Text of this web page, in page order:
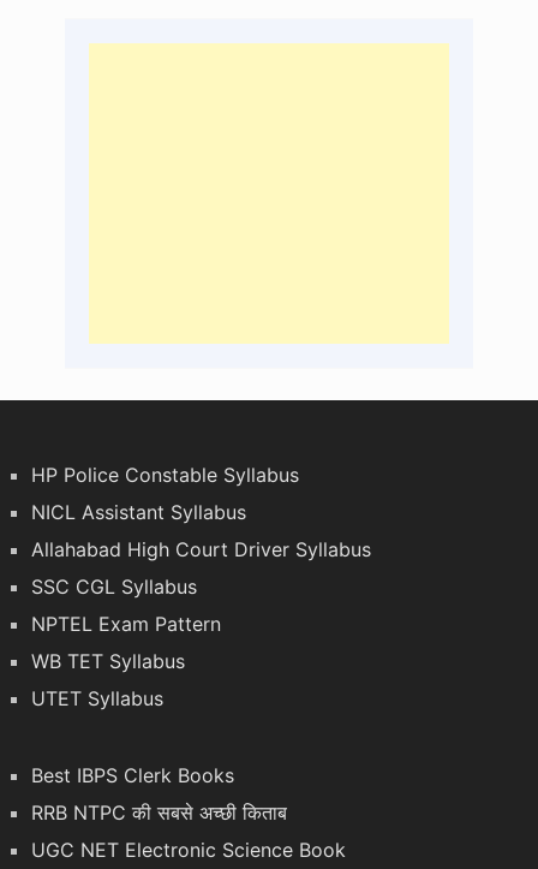
HP Police Constable Syllabus
NICL Assistant Syllabus
Allahabad High Court Driver Syllabus
SSC CGL Syllabus
NPTEL Exam Pattern
WB TET Syllabus
UTET Syllabus
Best IBPS Clerk Books
RRB NTPC की सबसे अच्छी किताब
UGC NET Electronic Science Book